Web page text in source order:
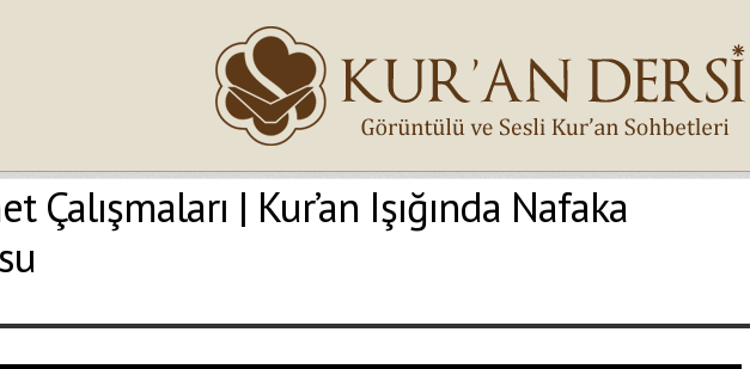
Çalışmaları | Kur’an Işığında Nafaka